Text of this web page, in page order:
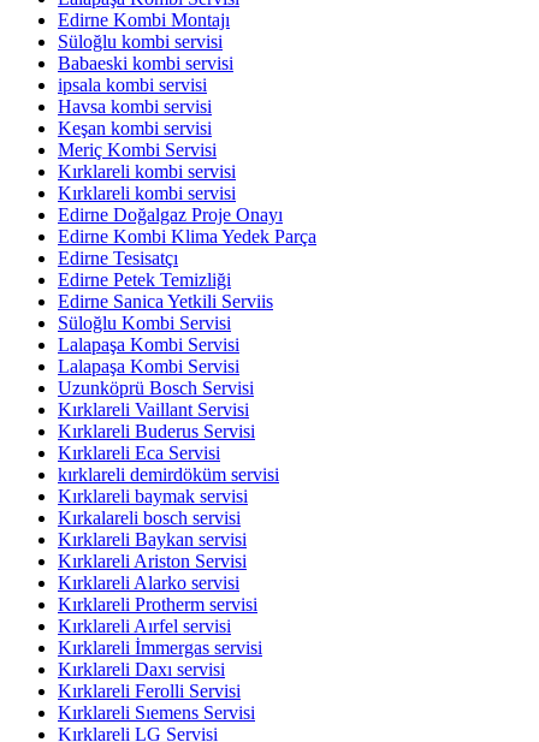
Edirne Kombi Montajı
Süloğlu kombi servisi
Babaeski kombi servisi
ipsala kombi servisi
Havsa kombi servisi
Keşan kombi servisi
Meriç Kombi Servisi
Kırklareli kombi servisi
Kırklareli kombi servisi
Edirne Doğalgaz Proje Onayı
Edirne Kombi Klima Yedek Parça
Edirne Tesisatçı
Edirne Petek Temizliği
Edirne Sanica Yetkili Serviis
Süloğlu Kombi Servisi
Lalapaşa Kombi Servisi
Lalapaşa Kombi Servisi
Uzunköprü Bosch Servisi
Kırklareli Vaillant Servisi
Kırklareli Buderus Servisi
Kırklareli Eca Servisi
kırklareli demirdöküm servisi
Kırklareli baymak servisi
Kırkalareli bosch servisi
Kırklareli Baykan servisi
Kırklareli Ariston Servisi
Kırklareli Alarko servisi
Kırklareli Protherm servisi
Kırklareli Aırfel servisi
Kırklareli İmmergas servisi
Kırklareli Daxı servisi
Kırklareli Ferolli Servisi
Kırklareli Sıemens Servisi
Kırklareli LG Servisi